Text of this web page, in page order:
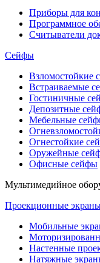
Приборы для
Программное
Считыватели
Сейфы
Взломостойкие
Встраиваемые
Гостиничные
Депозитные
Мебельные
Огнестойкие
Оружейные
Офисные сейфы
Мультимедийное
Проекционные
Мобильные
Настенные
Натяжные